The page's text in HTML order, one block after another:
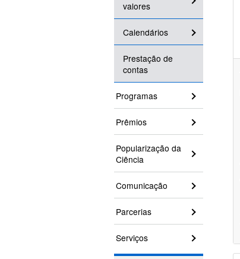
valores
Calendários
Prestação de
contas
Programas
Prêmios
Popularização da
Ciência
Comunicação
Parcerias
Serviços